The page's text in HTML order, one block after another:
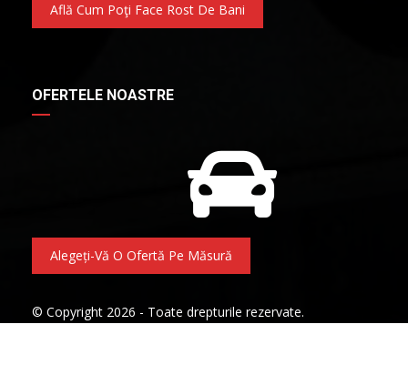
Află Cum Poţi Face Rost De Bani
OFERTELE NOASTRE
Alegeți-Vă O Ofertă Pe Măsură
© Copyright 2026 - Toate drepturile rezervate.